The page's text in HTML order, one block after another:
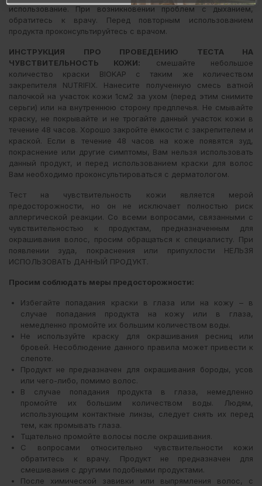
использование. При возникновении проблем с дыханием,
обратитесь к врачу. Перед повторным использованием
продукта проконсультируйтесь с врачом.
ИНСТРУКЦИЯ ПРО ПРОВЕДЕНИЮ ТЕСТА НА
ЧУВСТВИТЕЛЬНОСТЬ КОЖИ: смешайте небольшое
количество краски BIOKAP с таким же количеством
закрепителя NUTRIFIX. Нанесите полученную смесь ватной
палочкой на участок кожи 1см2 за ухом (перед этим снимите
серьги) или на внутреннюю сторону предплечья. Не смывайте
краску, не покрывайте и не трогайте данный участок кожи в
течение 48 часов. Хорошо закройте ёмкости с закрепителем и
краской. Если в течение 48 часов на коже появятся зуд,
покраснение или другие симптомы, Вам нельзя использовать
данный продукт, и перед использованием краски для волос
Вам необходимо проконсультироваться с дерматологом.
Тест на чувствительность кожи является мерой
предосторожности, но он не исключает полностью риск
аллергической реакции. Со всеми вопросами, связанными с
чувствительностью к продуктам, предназначенным для
окрашивания волос, просим обращаться к специалисту. При
появлении зуда, покраснения или припухлости НЕЛЬЗЯ
ИСПОЛЬЗОВАТЬ ДАННЫЙ ПРОДУКТ.
Просим соблюдать меры предосторожности:
Избегайте попадания краски в глаза или на кожу – в
случае попадания продукта на кожу или в глаза,
немедленно промойте их большим количеством воды.
Не используйте краску для окрашивания ресниц или
бровей. Несоблюдение данного правила может привести к
слепоте.
Продукт не предназначен для окрашивания бороды, усов
или чего-либо, помимо волос.
В случае попадания продукта в глаза, немедленно
промойте их большим количеством воды. Людям,
использующим контактные линзы, следует снять их перед
тем, как промывать глаза.
Тщательно промойте волосы после окрашивания.
С вопросами относительно чувствительности кожи
обратитесь к врачу. Продукт не предназначен для
смешивания с другими подобными продуктами.
После химической завивки или выпрямления волос, с